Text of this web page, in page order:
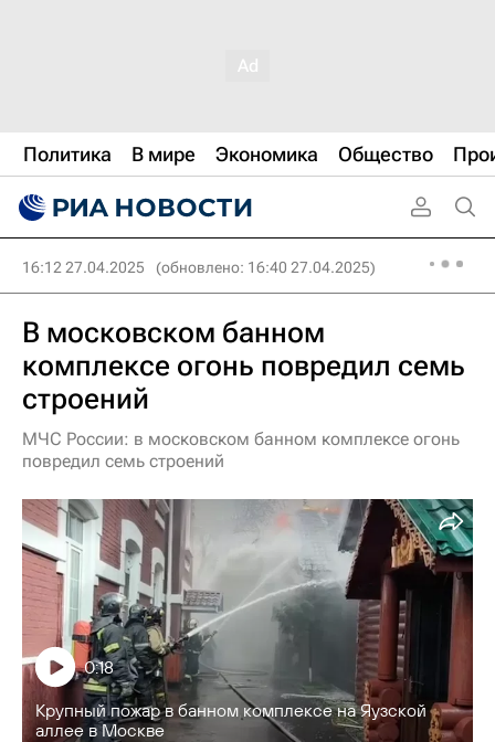
Политика В мире Экономика Общество
16:12 27.04.2025 (обновлено: 16:40 27.04.2025)
В московском банном
комплексе огонь повредил семь
строений
МЧС России: в московском банном комплексе огонь
повредил семь строений
Крупный пожар в банном комплексе на Яузской
аллее в Москве
0:18